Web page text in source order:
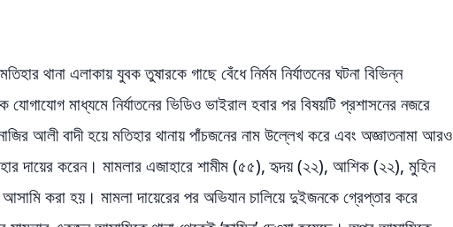
থানা এলাকায় যুবক তুষারকে গাছে বেঁধে নির্মম নির্যাতনের ঘটনা বিভিন্ন
মাধ্যমে নির্যাতনের ভিডিও ভাইরাল হবার পর বিষয়টি প্রশাসনের নজরে
আলী বাদী হয়ে মতিহার থানায় পাঁচজনের নাম উল্লেখ করে এবং অজ্ঞাতনামা আরও
দায়ের করেন। মামলার এজাহারে শামীম (৫৫), হৃদয় (২২), আশিক (২২), মুহিন
করা হয়। মামলা দায়েরের পর অভিযান চালিয়ে দুইজনকে গ্রেপ্তার করে